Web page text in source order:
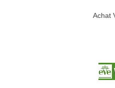
Achat